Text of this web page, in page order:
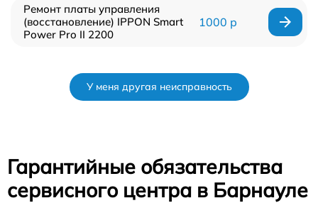
Ремонт платы управления
(восстановление) IPPON Smart
Power Pro II 2200
1000 р
У меня другая неисправность
Гарантийные обязательства
сервисного центра в Барнауле